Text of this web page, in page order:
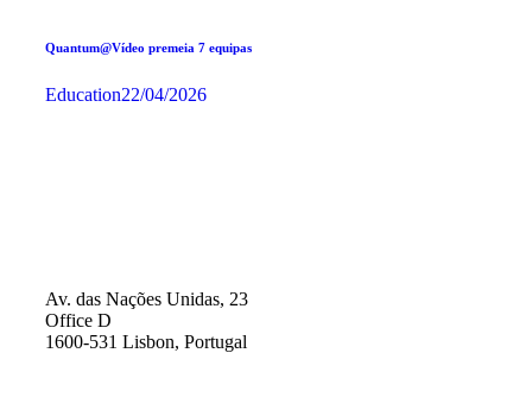
Quantum@Vídeo premeia 7 equipas
Education22/04/2026
Av. das Nações Unidas, 23
Office D
1600-531 Lisbon, Portugal